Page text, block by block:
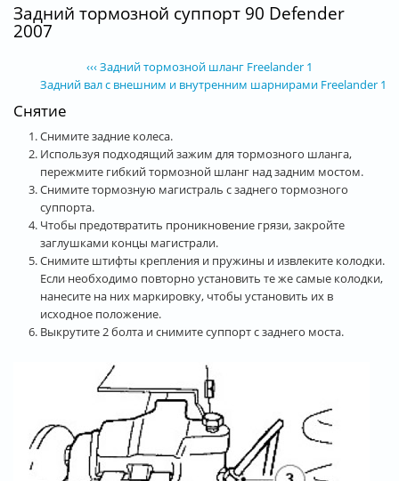
Задний тормозной суппорт 90 Defender
2007
‹‹‹ Задний тормозной шланг Freelander 1
Задний вал с внешним и внутренним шарнирами Freelander 1 ›››
Снятие
Снимите задние колеса.
Используя подходящий зажим для тормозного шланга,
пережмите гибкий тормозной шланг над задним мостом.
Снимите тормозную магистраль с заднего тормозного
суппорта.
Чтобы предотвратить проникновение грязи, закройте
заглушками концы магистрали.
Снимите штифты крепления и пружины и извлеките колодки.
Если необходимо повторно установить те же самые колодки,
нанесите на них маркировку, чтобы установить их в
исходное положение.
Выкрутите 2 болта и снимите суппорт с заднего моста.